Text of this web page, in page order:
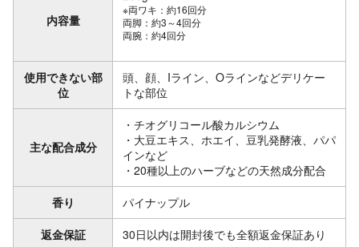
内容量
※両ワキ：約16回分
両脚：約3～4回分
両腕：約4回分
使用できない部
位
頭、顔、Iライン、Oラインなどデリケー
トな部位
主な配合成分
・チオグリコール酸カルシウム
・大豆エキス、ホエイ、豆乳発酵液、パパ
インなど
・20種以上のハーブなどの天然成分配合
香り
パイナップル
返金保証
30日以内は開封後でも全額返金保証あり